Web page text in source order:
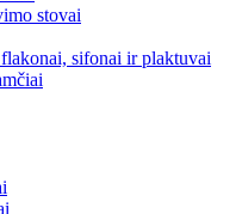
stovai
sifonai ir plaktuvai